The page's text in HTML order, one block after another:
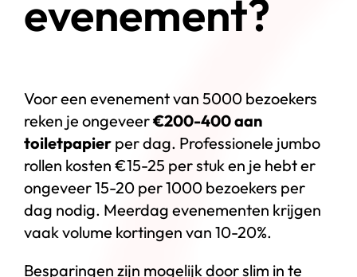
evenement?
Voor een evenement van 5000 bezoekers
reken je ongeveer€200-400 aan
toiletpapierper dag. Professionele jumbo
rollen kosten €15-25 per stuk en je hebt er
ongeveer 15-20 per 1000 bezoekers per
dag nodig. Meerdag evenementen krijgen
vaak volume kortingen van 10-20%.
Besparingen zijn mogelijk door slim in te